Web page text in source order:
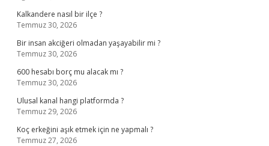
Kalkandere nasıl bir ilçe ?
Temmuz 30, 2026
Bir insan akciğeri olmadan yaşayabilir mi ?
Temmuz 30, 2026
600 hesabı borç mu alacak mı ?
Temmuz 30, 2026
Ulusal kanal hangi platformda ?
Temmuz 29, 2026
Koç erkeğini aşık etmek için ne yapmalı ?
Temmuz 27, 2026